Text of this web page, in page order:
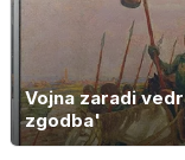
Vojna zaradi
zgodba'